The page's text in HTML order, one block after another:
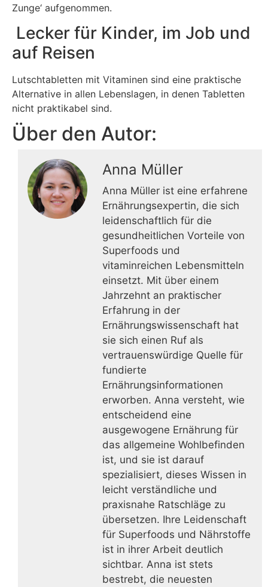
Zunge‘ aufgenommen.
Lecker für Kinder, im Job und
auf Reisen
Lutschtabletten mit Vitaminen sind eine praktische
Alternative in allen Lebenslagen, in denen Tabletten
nicht praktikabel sind.
Über den Autor:
Anna Müller
Anna Müller ist eine erfahrene
Ernährungsexpertin, die sich
leidenschaftlich für die
gesundheitlichen Vorteile von
Superfoods und
vitaminreichen Lebensmitteln
einsetzt. Mit über einem
Jahrzehnt an praktischer
Erfahrung in der
Ernährungswissenschaft hat
sie sich einen Ruf als
vertrauenswürdige Quelle für
fundierte
Ernährungsinformationen
erworben. Anna versteht, wie
entscheidend eine
ausgewogene Ernährung für
das allgemeine Wohlbefinden
ist, und sie ist darauf
spezialisiert, dieses Wissen in
leicht verständliche und
praxisnahe Ratschläge zu
übersetzen. Ihre Leidenschaft
für Superfoods und Nährstoffe
ist in ihrer Arbeit deutlich
sichtbar. Anna ist stets
bestrebt, die neuesten